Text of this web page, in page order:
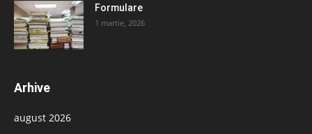
Formulare
1 martie, 2026
Arhive
august 2026